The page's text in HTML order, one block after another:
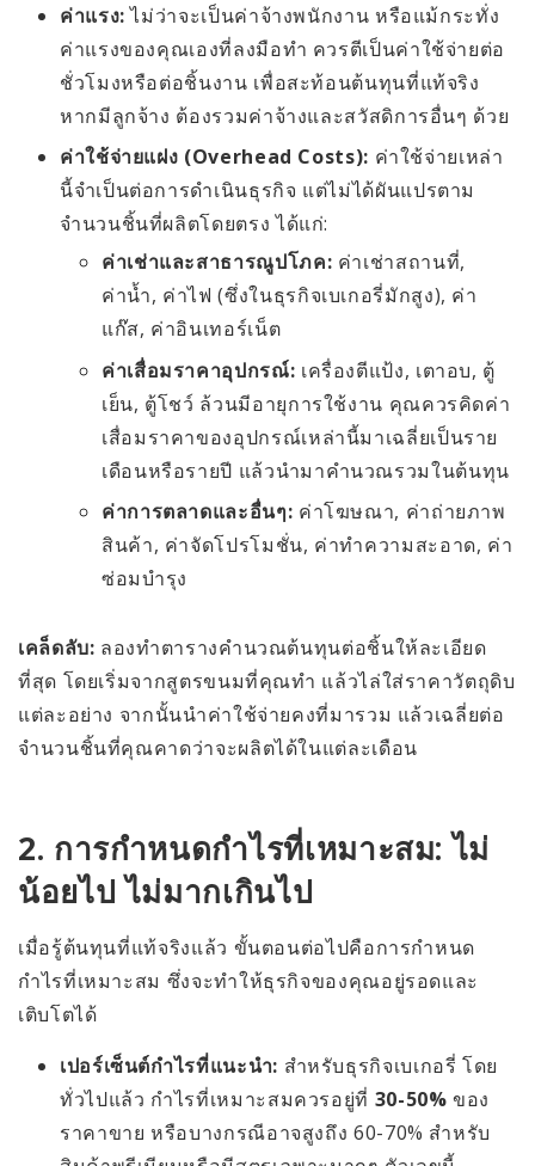
ค่าแรง:ไม่ว่าจะเป็นค่าจ้างพนักงาน หรือแม้กระทั่ง
ค่าแรงของคุณเองที่ลงมือทำ ควรตีเป็นค่าใช้จ่ายต่อ
ชั่วโมงหรือต่อชิ้นงาน เพื่อสะท้อนต้นทุนที่แท้จริง
หากมีลูกจ้าง ต้องรวมค่าจ้างและสวัสดิการอื่นๆ ด้วย
ค่าใช้จ่ายแฝง (Overhead Costs): ค่าใช้จ่ายเหล่า
นี้จำเป็นต่อการดำเนินธุรกิจ แต่ไม่ได้ผันแปรตาม
จำนวนชิ้นที่ผลิตโดยตรง ได้แก่:
ค่าเช่าและสาธารณูปโภค: ค่าเช่าสถานที่,
ค่าน้ำ, ค่าไฟ (ซึ่งในธุรกิจเบเกอรี่มักสูง), ค่า
แก๊ส, ค่าอินเทอร์เน็ต
ค่าเสื่อมราคาอุปกรณ์: เครื่องตีแป้ง, เตาอบ, ตู้
เย็น, ตู้โชว์ ล้วนมีอายุการใช้งาน คุณควรคิดค่า
เสื่อมราคาของอุปกรณ์เหล่านี้มาเฉลี่ยเป็นราย
เดือนหรือรายปี แล้วนำมาคำนวณรวมในต้นทุน
ค่าการตลาดและอื่นๆ: ค่าโฆษณา, ค่าถ่ายภาพ
สินค้า, ค่าจัดโปรโมชั่น, ค่าทำความสะอาด, ค่า
ซ่อมบำรุง
เคล็ดลับ: ลองทำตารางคำนวณต้นทุนต่อชิ้นให้ละเอียด
ที่สุด โดยเริ่มจากสูตรขนมที่คุณทำ แล้วไล่ใส่ราคาวัตถุดิบ
แต่ละอย่าง จากนั้นนำค่าใช้จ่ายคงที่มารวม แล้วเฉลี่ยต่อ
จำนวนชิ้นที่คุณคาดว่าจะผลิตได้ในแต่ละเดือน
2. การกำหนดกำไรที่เหมาะสม: ไม่
น้อยไป ไม่มากเกินไป
เมื่อรู้ต้นทุนที่แท้จริงแล้ว ขั้นตอนต่อไปคือการกำหนด
กำไรที่เหมาะสม ซึ่งจะทำให้ธุรกิจของคุณอยู่รอดและ
เติบโตได้
เปอร์เซ็นต์กำไรที่แนะนำ: สำหรับธุรกิจเบเกอรี่ โดย
ทั่วไปแล้ว กำไรที่เหมาะสมควรอยู่ที่ 30-50% ของ
ราคาขาย หรือบางกรณีอาจสูงถึง 60-70% สำหรับ